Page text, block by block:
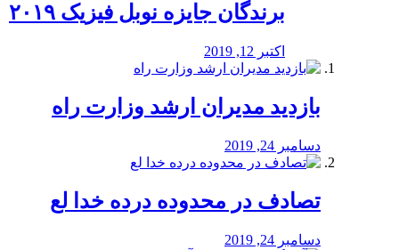
برندگان جایزه نوبل فیزیک ۲۰۱۹
اکتبر 12, 2019
بازدید مدیران ارشد وزارت راه
دسامبر 24, 2019
تصادف در محدوده درده خدا لع
دسامبر 24, 2019